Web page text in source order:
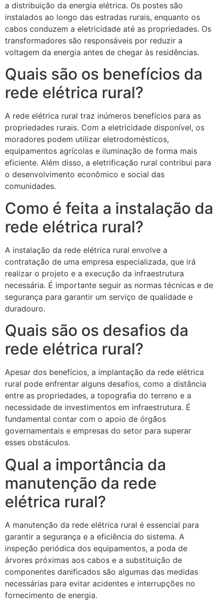
a distribuição da energia elétrica. Os postes são
instalados ao longo das estradas rurais, enquanto os
cabos conduzem a eletricidade até as propriedades. Os
transformadores são responsáveis por reduzir a
voltagem da energia antes de chegar às residências.
Quais são os benefícios da
rede elétrica rural?
A rede elétrica rural traz inúmeros benefícios para as
propriedades rurais. Com a eletricidade disponível, os
moradores podem utilizar eletrodomésticos,
equipamentos agrícolas e iluminação de forma mais
eficiente. Além disso, a eletrificação rural contribui para
o desenvolvimento econômico e social das
comunidades.
Como é feita a instalação da
rede elétrica rural?
A instalação da rede elétrica rural envolve a
contratação de uma empresa especializada, que irá
realizar o projeto e a execução da infraestrutura
necessária. É importante seguir as normas técnicas e de
segurança para garantir um serviço de qualidade e
duradouro.
Quais são os desafios da
rede elétrica rural?
Apesar dos benefícios, a implantação da rede elétrica
rural pode enfrentar alguns desafios, como a distância
entre as propriedades, a topografia do terreno e a
necessidade de investimentos em infraestrutura. É
fundamental contar com o apoio de órgãos
governamentais e empresas do setor para superar
esses obstáculos.
Qual a importância da
manutenção da rede
elétrica rural?
A manutenção da rede elétrica rural é essencial para
garantir a segurança e a eficiência do sistema. A
inspeção periódica dos equipamentos, a poda de
árvores próximas aos cabos e a substituição de
componentes danificados são algumas das medidas
necessárias para evitar acidentes e interrupções no
fornecimento de energia.